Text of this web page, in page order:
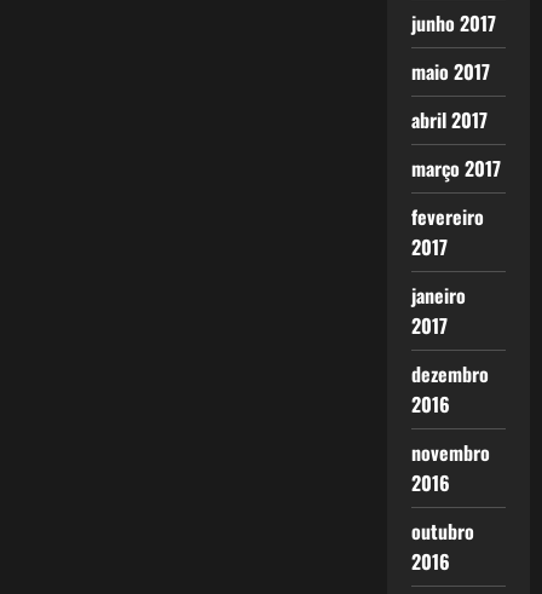
junho 2017
maio 2017
abril 2017
março 2017
fevereiro
2017
janeiro
2017
dezembro
2016
novembro
2016
outubro
2016